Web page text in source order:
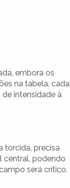
embora os
na tabela, cada
intensidade à
torcida, precisa
central, podendo
será crítico,